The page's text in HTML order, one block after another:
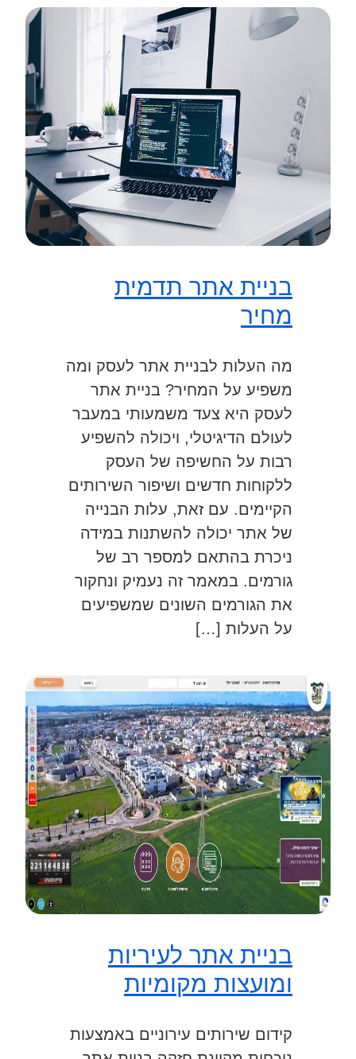
בניית אתר תדמית
מחיר
מה העלות לבניית אתר לעסק ומה
משפיע על המחיר? בניית אתר
לעסק היא צעד משמעותי במעבר
לעולם הדיגיטלי, ויכולה להשפיע
רבות על החשיפה של העסק
ללקוחות חדשים ושיפור השירותים
הקיימים. עם זאת, עלות הבנייה
של אתר יכולה להשתנות במידה
ניכרת בהתאם למספר רב של
גורמים. במאמר זה נעמיק ונחקור
את הגורמים השונים שמשפיעים
על העלות […]
בניית אתר לעיריות
ומועצות מקומיות
קידום שירותים עירוניים באמצעות